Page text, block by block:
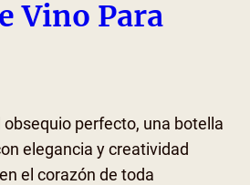
Vino Para
obsequio perfecto, una botella
elegancia y creatividad
el corazón de toda